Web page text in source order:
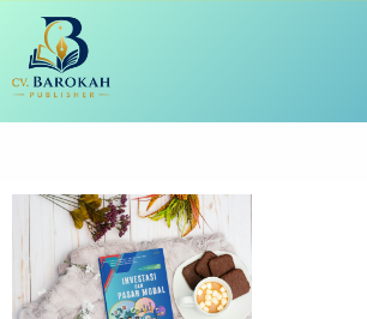
content